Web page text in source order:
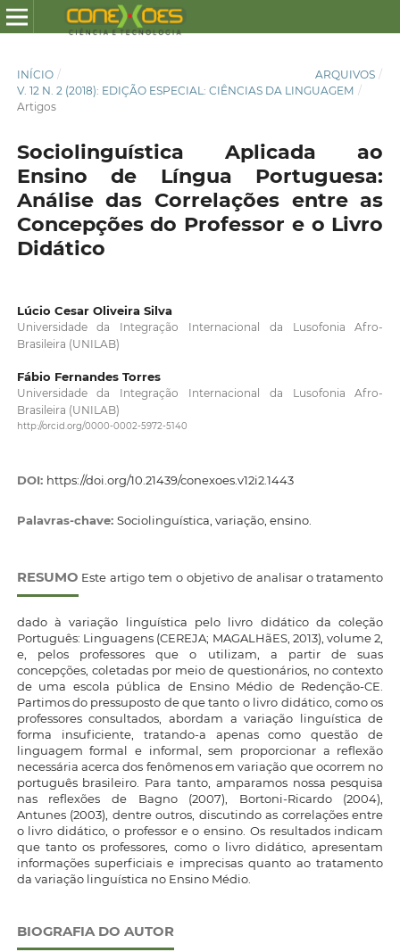
INÍCIO / ARQUIVOS /
V. 12 N. 2 (2018): EDIÇÃO ESPECIAL: CIÊNCIAS DA LINGUAGEM /
Artigos
Sociolinguística Aplicada ao
Ensino de Língua Portuguesa:
Análise das Correlações entre as
Concepções do Professor e o Livro
Didático
Lúcio Cesar Oliveira Silva
Universidade da Integração Internacional da Lusofonia Afro-
Brasileira (UNILAB)
Fábio Fernandes Torres
Universidade da Integração Internacional da Lusofonia Afro-
Brasileira (UNILAB)
http://orcid.org/0000-0002-5972-5140
DOI: https://doi.org/10.21439/conexoes.v12i2.1443
Palavras-chave: Sociolinguística, variação, ensino.
RESUMO Este artigo tem o objetivo de analisar o tratamento
dado à variação linguística pelo livro didático da coleção
Português: Linguagens (CEREJA; MAGALHãES, 2013), volume 2,
e, pelos professores que o utilizam, a partir de suas
concepções, coletadas por meio de questionários, no contexto
de uma escola pública de Ensino Médio de Redenção-CE.
Partimos do pressuposto de que tanto o livro didático, como os
professores consultados, abordam a variação linguística de
forma insuficiente, tratando-a apenas como questão de
linguagem formal e informal, sem proporcionar a reflexão
necessária acerca dos fenômenos em variação que ocorrem no
português brasileiro. Para tanto, amparamos nossa pesquisa
nas reflexões de Bagno (2007), Bortoni-Ricardo (2004),
Antunes (2003), dentre outros, discutindo as correlações entre
o livro didático, o professor e o ensino. Os resultados indicam
que tanto os professores, como o livro didático, apresentam
informações superficiais e imprecisas quanto ao tratamento
da variação linguística no Ensino Médio.
BIOGRAFIA DO AUTOR